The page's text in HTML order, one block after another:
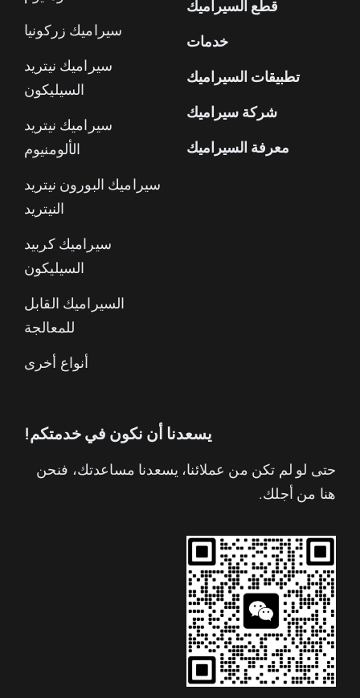
قطع السيراميك
خدمات
تطبيقات السيراميك
شركة سيراميك
معرفة السيراميك
سيراميك زركونيا
سيراميك نيتريد
السيليكون
سيراميك نيتريد
الألومنيوم
سيراميك البورون نيتريد
النيتريد
سيراميك كربيد
السيليكون
السيراميك القابل
للمعالجة
أنواع أخرى
يسعدنا أن نكون في خدمتكم!
حتى لو لم تكن من عملائنا، يسعدنا مساعدتك، فنحن
هنا من أجلك.